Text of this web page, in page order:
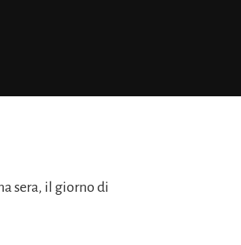
sera, il giorno di